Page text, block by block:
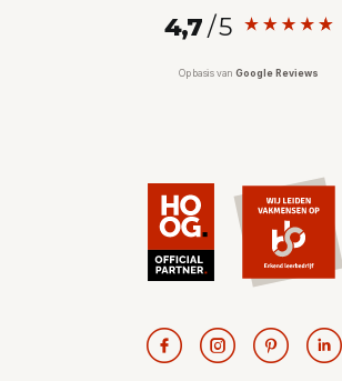
4,7/ 5.....
Op basis van Google Reviews